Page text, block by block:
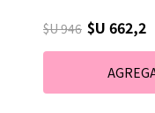
$U 946 $U 662,2